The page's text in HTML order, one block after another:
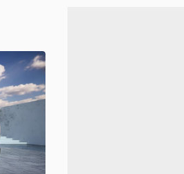
se
e Política de Privacidade do Canaltech.